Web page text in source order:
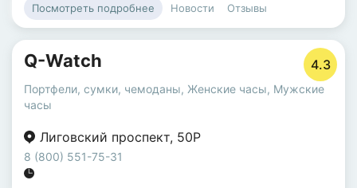
Посмотреть подробнее Новости Отзывы
Q-Watch 4.3
Портфели, сумки, чемоданы, Женские часы, Мужские
часы
Лиговский проспект, 50Р
8 (800) 551-75-31